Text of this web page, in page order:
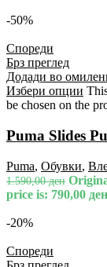
-50%
Спореди
Брз преглед
Додади во
Избери опции
be chosen on the
Puma Slides
Puma, Обувки,
1.590,00ден
price is: 790,00
-20%
Спореди